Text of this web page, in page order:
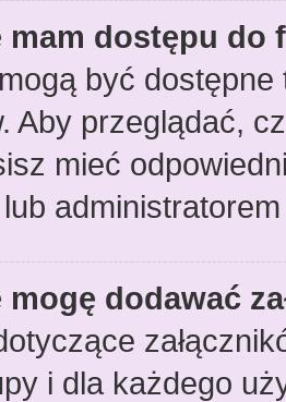
mam dostępu do
być
Aby przeglądać,
mieć
mogę dodawać
i dla każdego